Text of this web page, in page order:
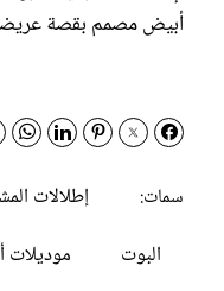
أبيض مصمم بقصة
سمات:
إطلالات
البوت
موديلات